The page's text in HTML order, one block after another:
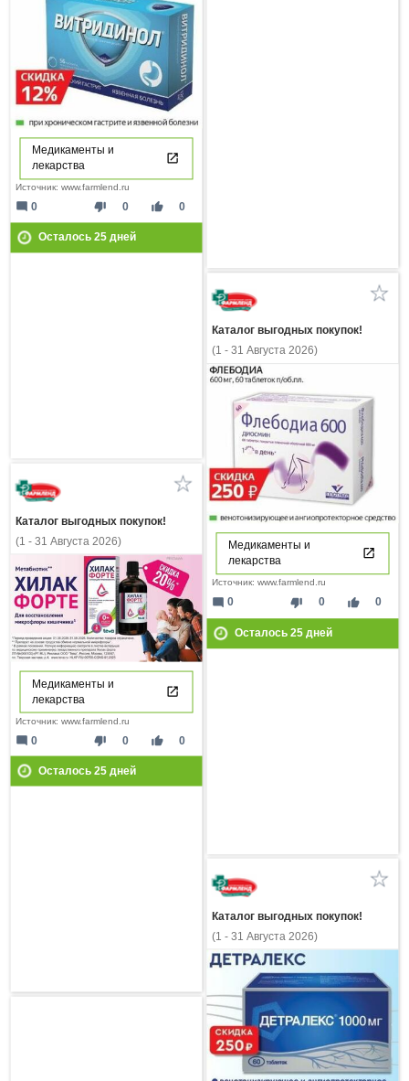
Медикаменты и
лекарства
Источник: www.farmlend.ru
thumb_down 0 thumb_up 0
mode_comment 0
Осталось 25дней
Каталог выгодных покупок!
(1 - 31 Августа 2026)
Медикаменты и
лекарства
Источник: www.farmlend.ru
thumb_down 0 thumb_up 0
mode_comment 0
Осталось 25дней
Каталог выгодных покупок!
(1 - 31 Августа 2026)
Медикаменты и
лекарства
Источник: www.farmlend.ru
thumb_down 0 thumb_up 0
mode_comment 0
Осталось 25дней
Каталог выгодных покупок!
(1 - 31 Августа 2026)